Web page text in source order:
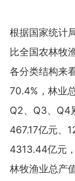
根据国家统计
比全国农林牧
各分类结构来
70.4%，林业
Q2、Q3、Q4
467.17亿元、
4313.44亿元
林牧渔业总产